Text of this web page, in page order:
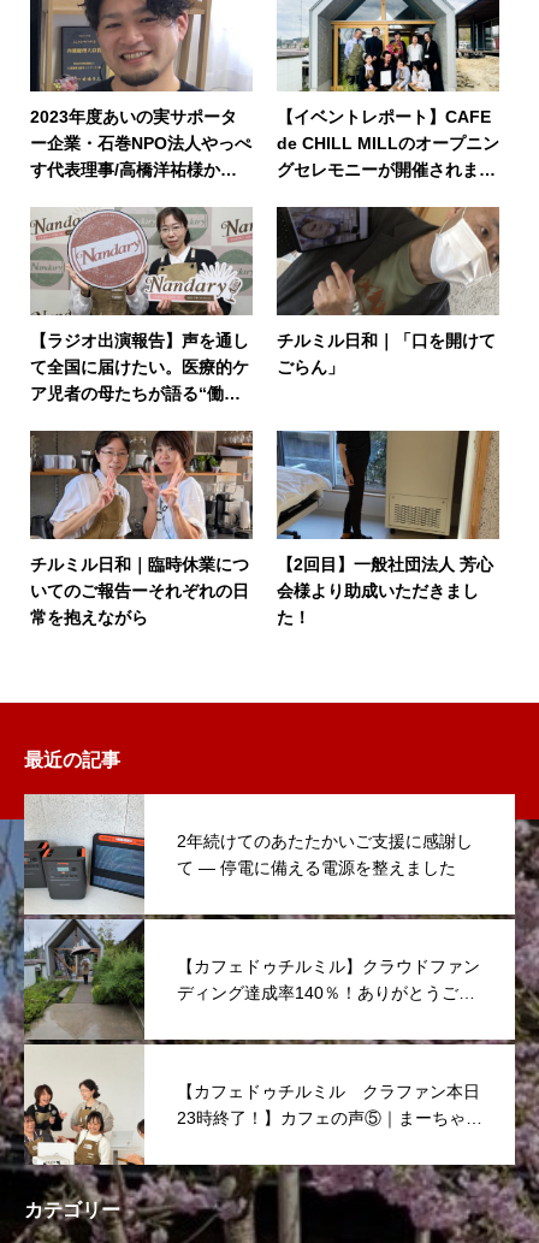
2023年度あいの実サポータ
ー企業・石巻NPO法人やっぺ
す代表理事/高橋洋祐様から
【イベントレポート】CAFE
de CHILL MILLのオープニン
グセレモニーが開催されまし
【ラジオ出演報告】声を通し
て全国に届けたい。医療的ケ
ア児者の母たちが語る“働く
チルミル日和｜「口を開けて
ごらん」
チルミル日和｜臨時休業につ
いてのご報告ーそれぞれの日
常を抱えながら
【2回目】一般社団法人 芳心
会様より助成いただきまし
た！
最近の記事
2年続けてのあたたかいご支援に感謝し
て ― 停電に備える電源を整えました
【カフェドゥチルミル】クラウドファン
ディング達成率140％！ありがとうござ
【カフェドゥチルミル クラファン本日
23時終了！】カフェの声⑤｜まーちゃん
カテゴリー